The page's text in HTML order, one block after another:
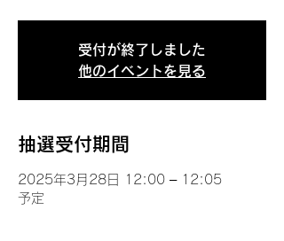
受付が終了しました
他のイベントを見る
抽選受付期間
2025年3月28日 12:00 – 12:05
予定